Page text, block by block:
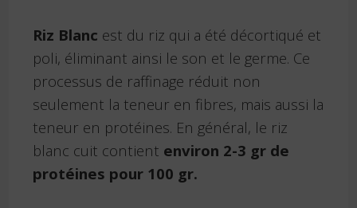
Riz Blanc est du riz qui a été décortiqué et
poli, éliminant ainsi le son et le germe. Ce
processus de raffinage réduit non
seulement la teneur en fibres, mais aussi la
teneur en protéines. En général, le riz
blanc cuit contient environ 2-3 gr de
protéines pour 100 gr.